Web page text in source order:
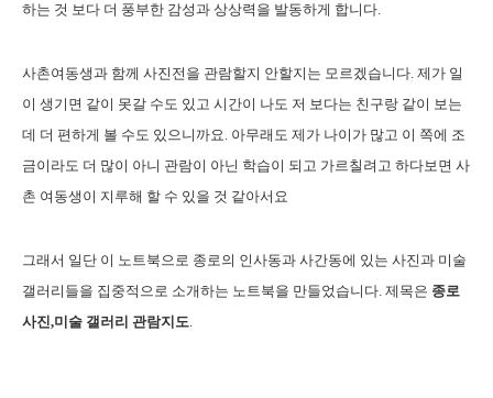
하는 것 보다 더 풍부한 감성과 상상력을 발동하게 합니다.
사촌여동생과 함께 사진전을 관람할지 안할지는 모르겠습니다. 제가 일
이 생기면 같이 못갈 수도 있고 시간이 나도 저 보다는 친구랑 같이 보는
데 더 편하게 볼 수도 있으니까요. 아무래도 제가 나이가 많고 이 쪽에 조
금이라도 더 많이 아니 관람이 아닌 학습이 되고 가르칠려고 하다보면 사
촌 여동생이 지루해 할 수 있을 것 같아서요
그래서 일단 이 노트북으로 종로의 인사동과 사간동에 있는 사진과 미술
갤러리들을 집중적으로 소개하는 노트북을 만들었습니다. 제목은 종로
사진,미술 갤러리 관람지도.